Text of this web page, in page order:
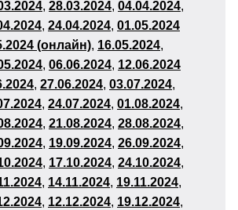
, 28.03.2024, 04.04.2024,
, 24.04.2024, 01.05.2024
(онлайн), 16.05.2024,
, 06.06.2024, 12.06.2024
, 27.06.2024, 03.07.2024,
, 24.07.2024, 01.08.2024,
, 21.08.2024, 28.08.2024,
, 19.09.2024, 26.09.2024,
, 17.10.2024, 24.10.2024,
, 14.11.2024, 19.11.2024,
, 12.12.2024, 19.12.2024,